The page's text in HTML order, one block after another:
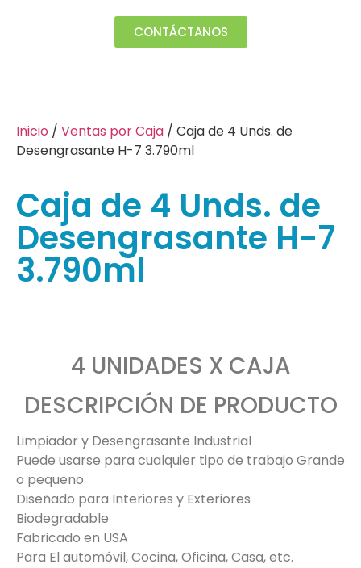
CONTÁCTANOS
Inicio / Ventas por Caja / Caja de 4 Unds. de
Desengrasante H-7 3.790ml
Caja de 4 Unds. de
Desengrasante H-7
3.790ml
4 UNIDADES X CAJA
DESCRIPCIÓN DE PRODUCTO
Limpiador y Desengrasante Industrial
Puede usarse para cualquier tipo de trabajo Grande
o pequeno
Diseñado para Interiores y Exteriores
Biodegradable
Fabricado en USA
Para El automóvil, Cocina, Oficina, Casa, etc.